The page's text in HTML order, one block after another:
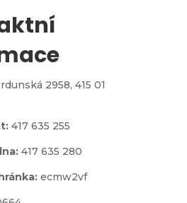
2958, 415 01
417 635 255
417 635 280
ecmw2vf